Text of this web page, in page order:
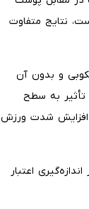
نتایج متفاوت
و بدون آن
تأثیر به سطح
افزایش شدت ورزش
اعتبار